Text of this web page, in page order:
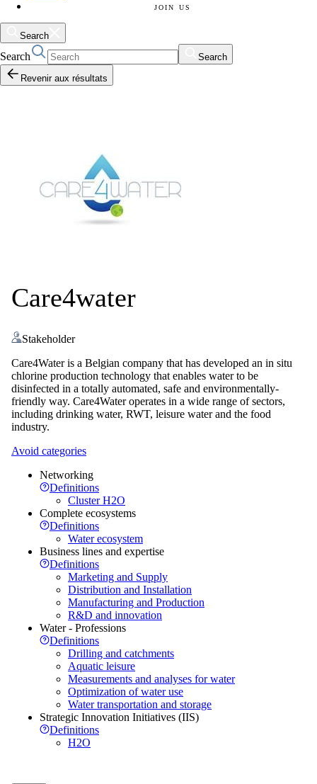
JOIN US
Search
Search
Search
Revenir aux résultats
Care4water
Stakeholder
Care4Water is a Belgian company that has developed an in situ
chlorine production technology that enables water to be
disinfected in a totally automated, safe and environmentally-
friendly way. Care4Water operates in a wide range of sectors,
including drinking water, RWT, leisure water and the food
industry.
Avoid categories
Networking
Definitions
Cluster H2O
Complete ecosystems
Definitions
Water ecosystem
Business lines and expertise
Definitions
Marketing and Supply
Distribution and Installation
Manufacturing and Production
R&D and innovation
Water - Professions
Definitions
Drilling and catchments
Aquatic leisure
Measurements and analyses for water
Optimization of water use
Water transportation and storage
Strategic Innovation Initiatives (IIS)
Definitions
H2O